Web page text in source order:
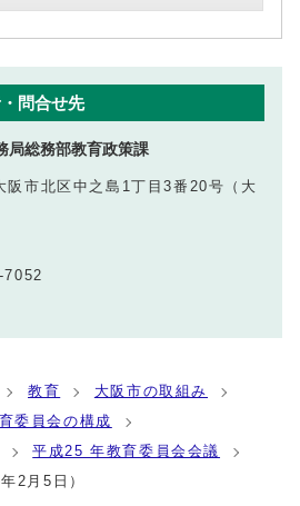
問合せ先
総務部教育政策課
市北区中之島1丁目3番20号（大
7052
教育
大阪市の取組み
委員会の構成
平成25 年教育委員会会議
2月5日）